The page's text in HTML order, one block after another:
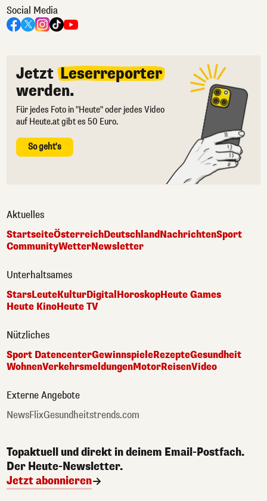
Social Media
Jetzt Leserreporter
werden.
Für jedes Foto in "Heute" oder jedes Video
auf Heute.at gibt es 50 Euro.
So geht's
Aktuelles
StartseiteÖsterreichDeutschlandNachrichtenSport
CommunityWetterNewsletter
Unterhaltsames
StarsLeuteKulturDigital HoroskopHeute Games
Heute KinoHeute TV
Nützliches
Sport DatencenterGewinnspieleRezepteGesundheit
WohnenVerkehrsmeldungenMotorReisenVideo
Externe Angebote
NewsFlixGesundheitstrends.com
Topaktuell und direkt in deinem Email-Postfach.
Der Heute-Newsletter.
Jetzt abonnieren